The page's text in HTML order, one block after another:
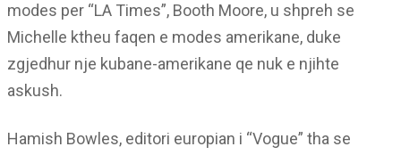
modes per “LA Times”, Booth Moore, u shpreh se
Michelle ktheu faqen e modes amerikane, duke
zgjedhur nje kubane-amerikane qe nuk e njihte
askush.
Hamish Bowles, editori europian i “Vogue” tha se